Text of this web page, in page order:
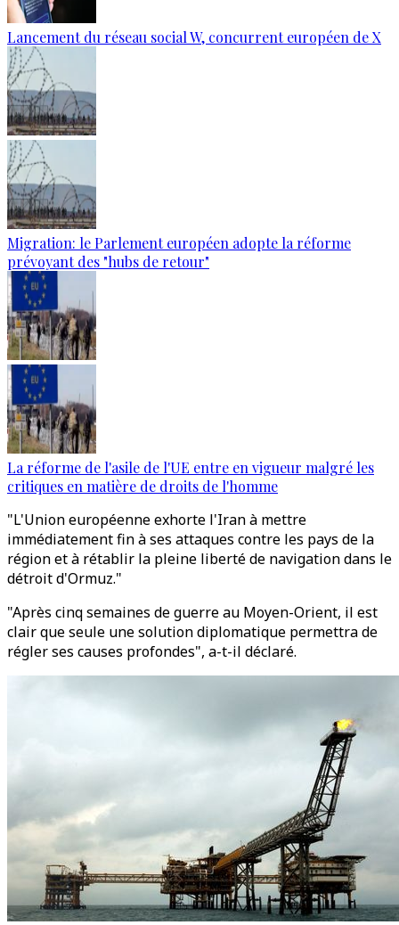
Lancement du réseau social W, concurrent européen de X
Migration: le Parlement européen adopte la réforme
prévoyant des "hubs de retour"
La réforme de l'asile de l'UE entre en vigueur malgré les
critiques en matière de droits de l'homme
"L'Union européenne exhorte l'Iran à mettre
immédiatement fin à ses attaques contre les pays de la
région et à rétablir la pleine liberté de navigation dans le
détroit d'Ormuz."
"Après cinq semaines de guerre au Moyen-Orient, il est
clair que seule une solution diplomatique permettra de
régler ses causes profondes", a-t-il déclaré.